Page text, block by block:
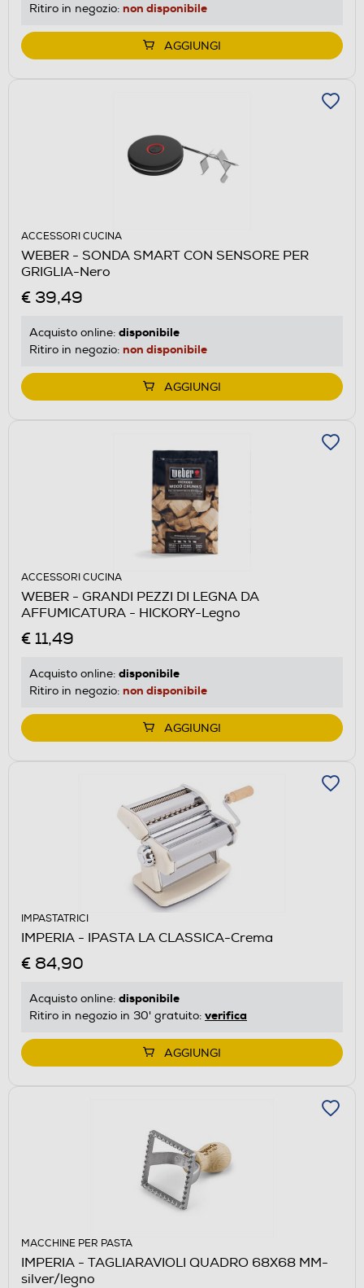
Ritiro in negozio: non disponibile
AGGIUNGI
ACCESSORI CUCINA
WEBER - SONDA SMART CON SENSORE PER
GRIGLIA-Nero
€ 39,49
Acquisto online: disponibile
Ritiro in negozio: non disponibile
AGGIUNGI
ACCESSORI CUCINA
WEBER - GRANDI PEZZI DI LEGNA DA
AFFUMICATURA - HICKORY-Legno
€ 11,49
Acquisto online: disponibile
Ritiro in negozio: non disponibile
AGGIUNGI
IMPASTATRICI
IMPERIA - IPASTA LA CLASSICA-Crema
€ 84,90
Acquisto online: disponibile
Ritiro in negozio in 30' gratuito: verifica
AGGIUNGI
MACCHINE PER PASTA
IMPERIA - TAGLIARAVIOLI QUADRO 68X68 MM-
silver/legno